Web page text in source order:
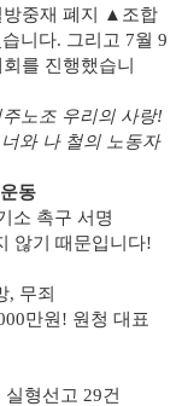
중재 폐지 ▲조합
니다. 그리고 7월 9
를 진행했습니
노조 우리의 사랑!
와 나 철의 노동자
동
소 촉구 서명
않기 때문입니다!
, 무죄
만원! 원청 대표
형선고 29건